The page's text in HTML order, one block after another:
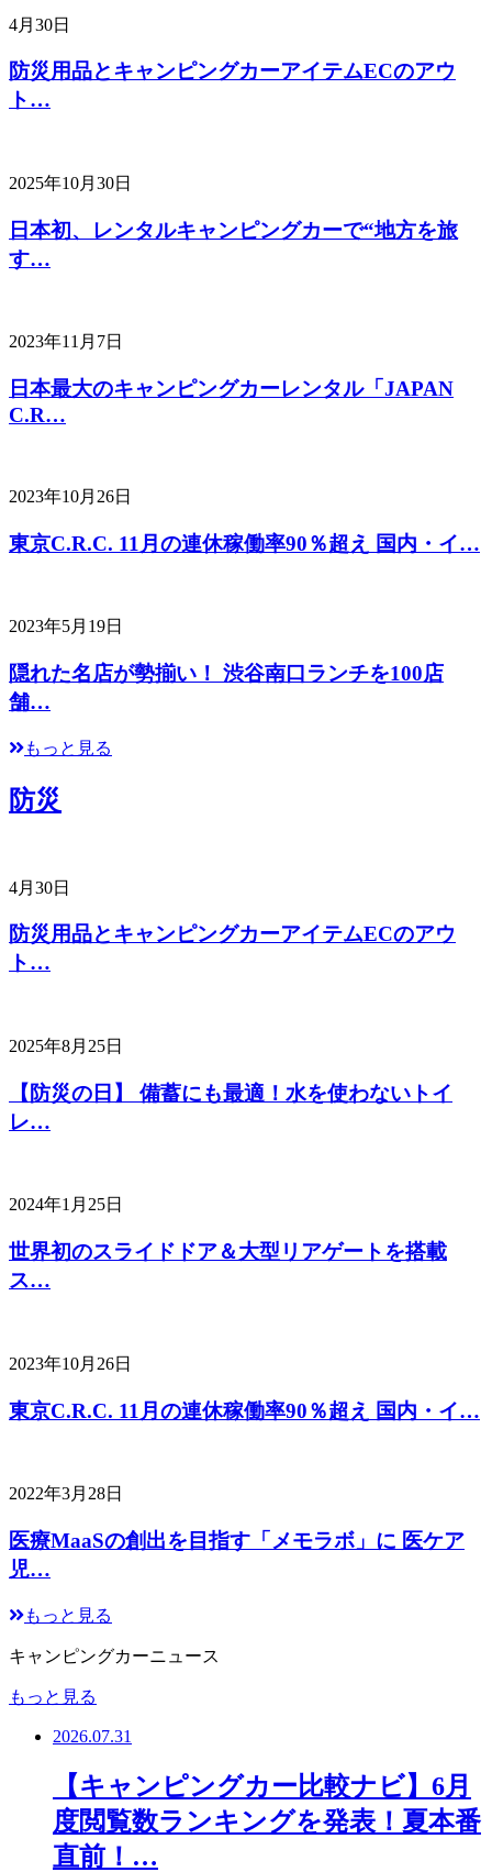
4月30日
防災用品とキャンピングカーアイテムECのアウ
ト…
2025年10月30日
日本初、レンタルキャンピングカーで“地方を旅
す…
2023年11月7日
日本最大のキャンピングカーレンタル「JAPAN
C.R…
2023年10月26日
東京C.R.C. 11月の連休稼働率90％超え 国内・イ…
2023年5月19日
隠れた名店が勢揃い！ 渋谷南口ランチを100店
舗…
もっと見る
防災
4月30日
防災用品とキャンピングカーアイテムECのアウ
ト…
2025年8月25日
【防災の日】 備蓄にも最適！水を使わないトイ
レ…
2024年1月25日
世界初のスライドドア＆大型リアゲートを搭載
ス…
2023年10月26日
東京C.R.C. 11月の連休稼働率90％超え 国内・イ…
2022年3月28日
医療MaaSの創出を目指す「メモラボ」に 医ケア
児…
もっと見る
キャンピングカーニュース
もっと見る
2026.07.31
【キャンピングカー比較ナビ】6月
度閲覧数ランキングを発表！夏本番
直前！…